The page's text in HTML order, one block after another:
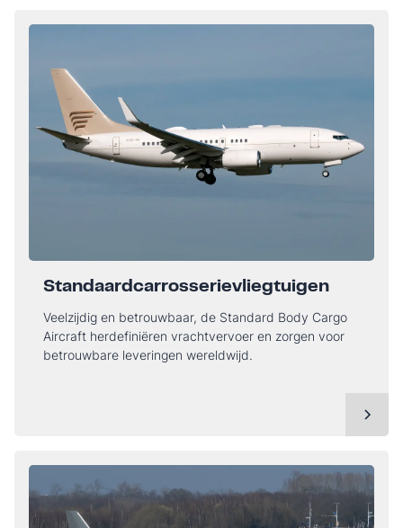
Standaardcarrosserievliegtuigen
Veelzijdig en betrouwbaar, de Standard Body Cargo
Aircraft herdefiniëren vrachtvervoer en zorgen voor
betrouwbare leveringen wereldwijd.